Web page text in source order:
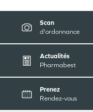
Scan
d'ordonnance
Actualités
Pharmabest
Prenez
Rendez-vous